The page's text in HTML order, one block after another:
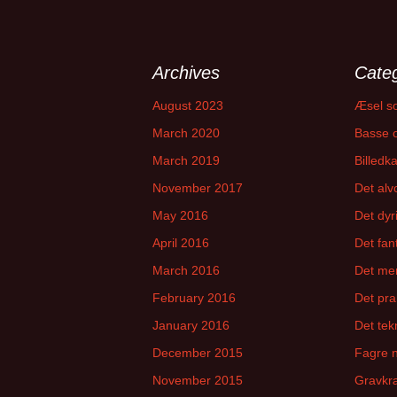
Archives
August 2023
March 2020
March 2019
November 2017
May 2016
April 2016
March 2016
February 2016
January 2016
December 2015
November 2015
Æsel
Basse
Det
Det
Det
Det
Det
Det
Fagre